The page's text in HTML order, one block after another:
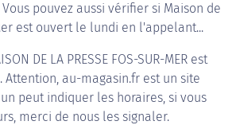
pouvez aussi vérifier si Maison de
est ouvert le lundi en l'appelant...
DE LA PRESSE FOS-SUR-MER est
au-magasin.fr est un site
peut indiquer les horaires, si vous
merci de nous les signaler.